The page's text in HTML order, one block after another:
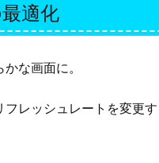
適化
な画面に。
レッシュレートを変更